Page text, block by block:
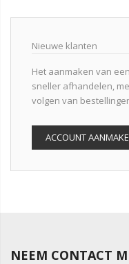
Nieuwe klanten
Het aanmaken van
sneller afhandelen,
volgen van
ACCOUNT
NEEM CONTACT